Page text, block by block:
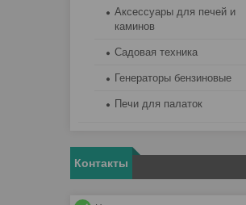
Аксессуары для печей и
каминов
Садовая техника
Генераторы бензиновые
Печи для палаток
Контакты